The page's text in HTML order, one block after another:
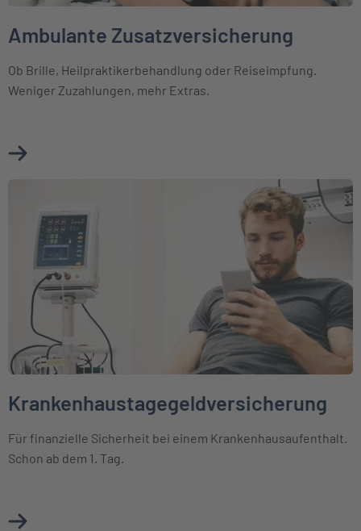
Ambulante Zusatzversicherung
Ob Brille, Heilpraktikerbehandlung oder Reiseimpfung.
Weniger Zuzahlungen, mehr Extras.
Mehr über Ambulante Zusatzversicherung erfahren
Weiter zu Krankenhaustagegeldversicherung
Krankenhaustagegeldversicherung
Für finanzielle Sicherheit bei einem Krankenhausaufenthalt.
Schon ab dem 1. Tag.
Mehr über Krankenhaustagegeldversicherung erfahren